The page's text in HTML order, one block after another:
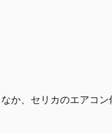
か、セリカのエアコン